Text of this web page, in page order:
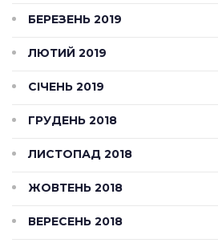
БЕРЕЗЕНЬ 2019
ЛЮТИЙ 2019
СІЧЕНЬ 2019
ГРУДЕНЬ 2018
ЛИСТОПАД 2018
ЖОВТЕНЬ 2018
ВЕРЕСЕНЬ 2018